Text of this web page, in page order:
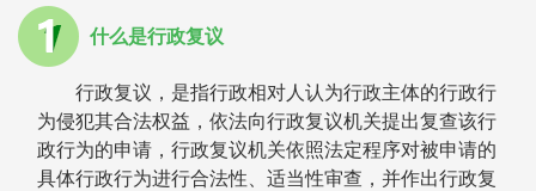
什么是行政复议
行政复议，是指行政相对人认为行政主体的行政行
为侵犯其合法权益，依法向行政复议机关提出复查该行
政行为的申请，行政复议机关依照法定程序对被申请的
具体行政行为进行合法性、适当性审查，并作出行政复